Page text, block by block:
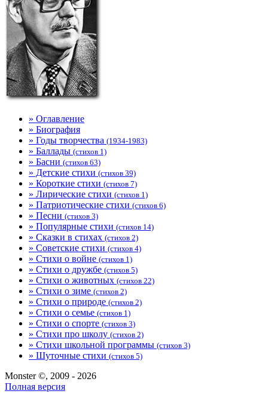
» Оглавление
» Биография
» Годы творчества (1934-1983)
» Баллады (стихов 1)
» Басни (стихов 63)
» Детские стихи (стихов 39)
» Короткие стихи (стихов 7)
» Лирические стихи (стихов 1)
» Патриотические стихи (стихов 6)
» Песни (стихов 3)
» Популярные стихи (стихов 14)
» Сказки в стихах (стихов 2)
» Советские стихи (стихов 4)
» Стихи о войне (стихов 1)
» Стихи о дружбе (стихов 5)
» Стихи о животных (стихов 22)
» Стихи о зиме (стихов 2)
» Стихи о природе (стихов 2)
» Стихи о семье (стихов 1)
» Стихи о спорте (стихов 3)
» Стихи про школу (стихов 2)
» Стихи школьной программы (стихов 3)
» Шуточные стихи (стихов 5)
Monster ©, 2009 - 2026
Полная версия